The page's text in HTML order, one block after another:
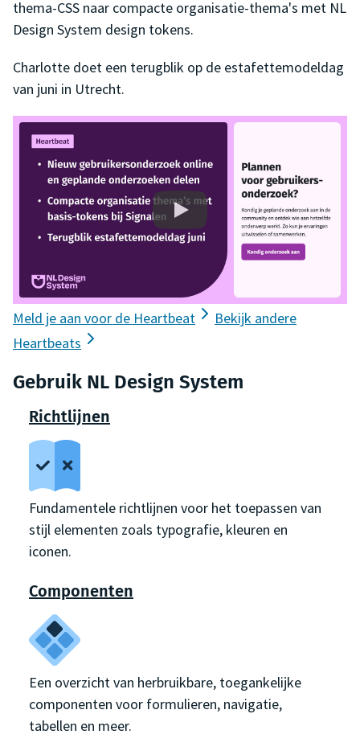
thema-CSS naar compacte organisatie-thema's met NL
Design System design tokens.
Charlotte doet een terugblik op de estafettemodeldag
van juni in Utrecht.
Meld je aan voor de Heartbeat
Bekijk andere
Heartbeats
Gebruik NL Design System
Richtlijnen
Fundamentele richtlijnen voor het toepassen van
stijl elementen zoals typografie, kleuren en
iconen.
Componenten
Een overzicht van herbruikbare, toegankelijke
componenten voor formulieren, navigatie,
tabellen en meer.